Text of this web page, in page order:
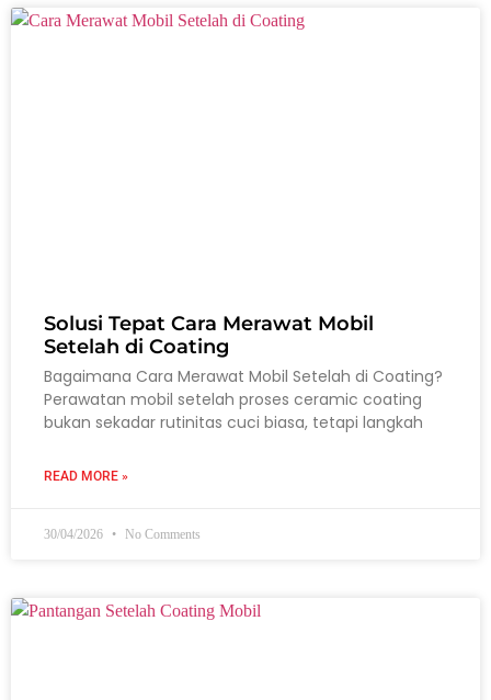
Solusi Tepat Cara Merawat Mobil
Setelah di Coating
Bagaimana Cara Merawat Mobil Setelah di Coating?
Perawatan mobil setelah proses ceramic coating
bukan sekadar rutinitas cuci biasa, tetapi langkah
READ MORE »
30/04/2026 No Comments